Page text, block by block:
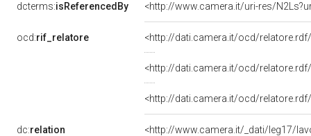
dcterms:isReferencedBy <http://www.camera.it/uri-res/
ocd:rif_relatore <http://dati.camera.it/ocd/
<http://dati.camera.it/ocd/
<http://dati.camera.it/ocd/
dc:relation <http://www.camera.it/_dati/leg17/